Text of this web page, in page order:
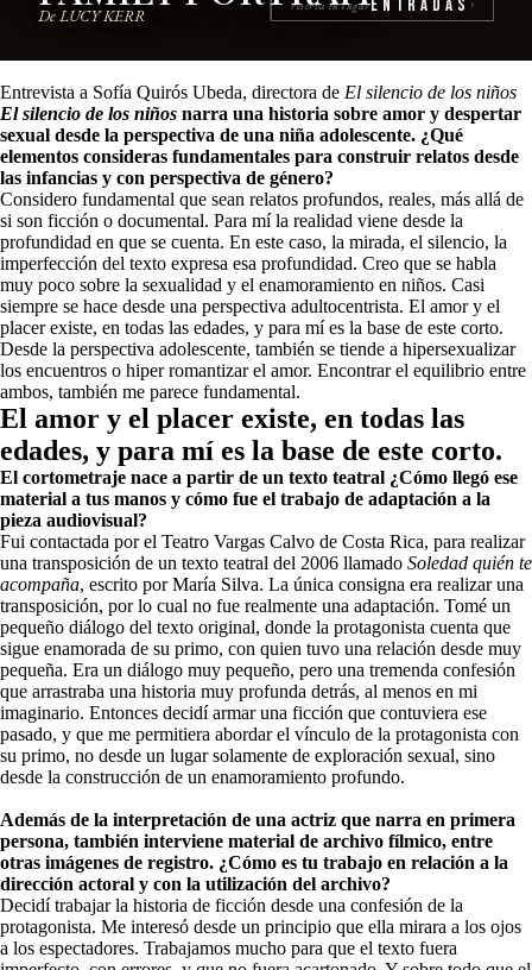
De LUCY KERR
reserva tu lugarEntradas ›
Entrevista a Sofía Quirós Ubeda, directora de El silencio de los niños
El silencio de los niños narra una historia sobre amor y despertar
sexual desde la perspectiva de una niña adolescente. ¿Qué
elementos consideras fundamentales para construir relatos desde
las infancias y con perspectiva de género?
Considero fundamental que sean relatos profundos, reales, más allá de
si son ficción o documental. Para mí la realidad viene desde la
profundidad en que se cuenta. En este caso, la mirada, el silencio, la
imperfección del texto expresa esa profundidad. Creo que se habla
muy poco sobre la sexualidad y el enamoramiento en niños. Casi
siempre se hace desde una perspectiva adultocentrista. El amor y el
placer existe, en todas las edades, y para mí es la base de este corto.
Desde la perspectiva adolescente, también se tiende a hipersexualizar
los encuentros o hiper romantizar el amor. Encontrar el equilibrio entre
ambos, también me parece fundamental.
El amor y el placer existe, en todas las
edades, y para mí es la base de este corto.
El cortometraje nace a partir de un texto teatral ¿Cómo llegó ese
material a tus manos y cómo fue el trabajo de adaptación a la
pieza audiovisual?
Fui contactada por el Teatro Vargas Calvo de Costa Rica, para realizar
una transposición de un texto teatral del 2006 llamado Soledad quién te
acompaña, escrito por María Silva. La única consigna era realizar una
transposición, por lo cual no fue realmente una adaptación. Tomé un
pequeño diálogo del texto original, donde la protagonista cuenta que
sigue enamorada de su primo, con quien tuvo una relación desde muy
pequeña. Era un diálogo muy pequeño, pero una tremenda confesión
que arrastraba una historia muy profunda detrás, al menos en mi
imaginario. Entonces decidí armar una ficción que contuviera ese
pasado, y que me permitiera abordar el vínculo de la protagonista con
su primo, no desde un lugar solamente de exploración sexual, sino
desde la construcción de un enamoramiento profundo.
Además de la interpretación de una actriz que narra en primera
persona, también interviene material de archivo fílmico, entre
otras imágenes de registro. ¿Cómo es tu trabajo en relación a la
dirección actoral y con la utilización del archivo?
Decidí trabajar la historia de ficción desde una confesión de la
protagonista. Me interesó desde un principio que ella mirara a los ojos
a los espectadores. Trabajamos mucho para que el texto fuera